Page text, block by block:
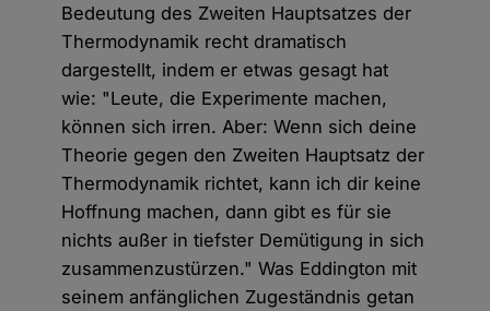
Bedeutung des Zweiten Hauptsatzes der
Thermodynamik recht dramatisch
dargestellt, indem er etwas gesagt hat
wie: "Leute, die Experimente machen,
können sich irren. Aber: Wenn sich deine
Theorie gegen den Zweiten Hauptsatz der
Thermodynamik richtet, kann ich dir keine
Hoffnung machen, dann gibt es für sie
nichts außer in tiefster Demütigung in sich
zusammenzustürzen." Was Eddington mit
seinem anfänglichen Zugeständnis getan